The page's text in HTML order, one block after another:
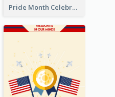
Pride Month Celebration Instagram Story Design